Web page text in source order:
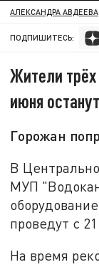
АЛЕКСАНДРА АВДЕЕВА
ПОДПИШИТЕСЬ:
Жители трёх
июня
Горожан
В
МУП
проведут с
На время